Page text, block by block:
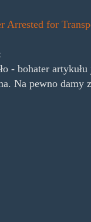
Arrested for
- bohater
Na pewno damy